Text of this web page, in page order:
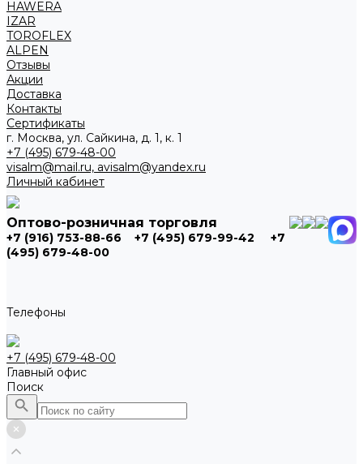
HAWERA
IZAR
TOROFLEX
ALPEN
Отзывы
Акции
Доставка
Контакты
Сертификаты
г. Москва, ул. Сайкина, д. 1, к. 1
+7 (495) 679-48-00
visalm@mail.ru, avisalm@yandex.ru
Личный кабинет
Оптово-розничная торговля
+7 (916) 753-88-66 +7 (495) 679-99-42
+7
(495) 679-48-00
Телефоны
+7 (495) 679-48-00
Главный офис
Поиск